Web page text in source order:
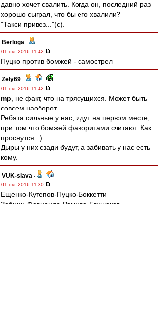
давно хочет свалить. Когда он, последний раз
хорошо сыграл, что бы его хвалили?
"Такси привез..."(с).
Berloga -
01 окт 2016 11:42
Пуцко против бомжей - самострел
Zely69 -
01 окт 2016 11:42
mp , не факт, что на трясущихся. Может быть
совсем наоборот.
Ребята сильные у нас, идут на первом месте,
при том что бомжей фаворитами считают. Как
проснутся. :)
Дыры у них сзади будут, а забивать у нас есть
кому.
VUK-slava -
01 окт 2016 11:30
Ещенко-Кутепов-Пуцко-Боккетти
Зобнин-Фернандо-Ромуло-Глушаков